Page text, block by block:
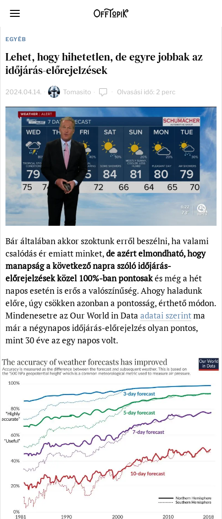
EGYÉB
Lehet, hogy hihetetlen, de egyre jobbak az
időjárás-előrejelzések
2024.04.14. Tomasito Olvasási idő: 2 perc
Bár általában akkor szoktunk erről beszélni, ha valami
csalódás ér emiatt minket,de azért elmondható, hogy
manapság a következő napra szóló időjárás-
előrejelzések közel 100%-ban pontosakés még a hét
napos esetén is erős a valószínűség. Ahogy haladunk
előre, úgy csökken azonban a pontosság, érthető módon.
Mindenesetre az Our World in Data adatai szerintma
már a négynapos időjárás-előrejelzés olyan pontos,
mint 30 éve az egy napos volt.